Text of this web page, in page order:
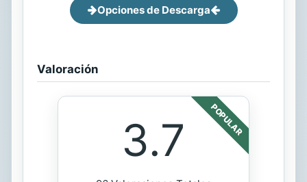
Opciones de Descarga
Valoración
POPULAR
3.7